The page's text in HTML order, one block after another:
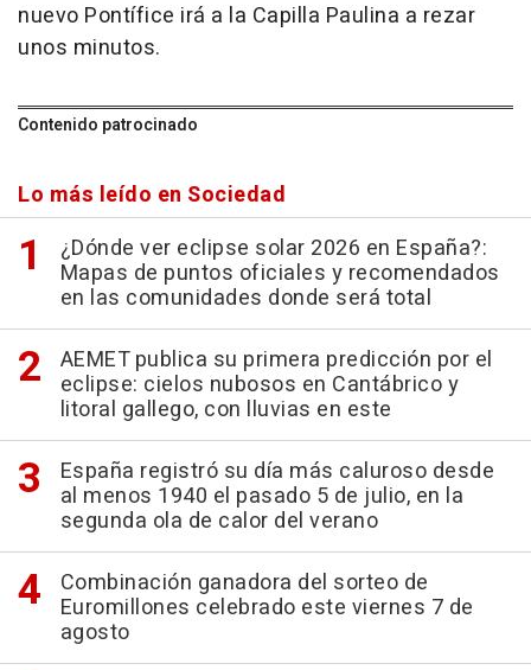
nuevo Pontífice irá a la Capilla Paulina a rezar
unos minutos.
Contenido patrocinado
Lo más leído en Sociedad
¿Dónde ver eclipse solar 2026 en España?:
Mapas de puntos oficiales y recomendados
en las comunidades donde será total
AEMET publica su primera predicción por el
eclipse: cielos nubosos en Cantábrico y
litoral gallego, con lluvias en este
España registró su día más caluroso desde
al menos 1940 el pasado 5 de julio, en la
segunda ola de calor del verano
Combinación ganadora del sorteo de
Euromillones celebrado este viernes 7 de
agosto